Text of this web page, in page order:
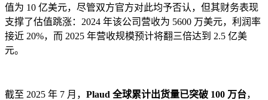
值为 10 亿美元，尽管双方官方对此均予否认，但其财务表现
支撑了估值跳涨：2024 年该公司营收为 5600 万美元，利润率
接近 20%，而 2025 年营收规模预计将翻三倍达到 2.5 亿美
元。
截至 2025 年 7 月， Plaud 全球累计出货量已突破 100 万台，